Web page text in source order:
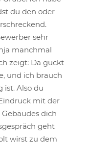
du den oder
sehr
manchmal
zeigt: Da guckt
und ich brauch
ist. Also du
mit der
dich
geht
wirst zu dem